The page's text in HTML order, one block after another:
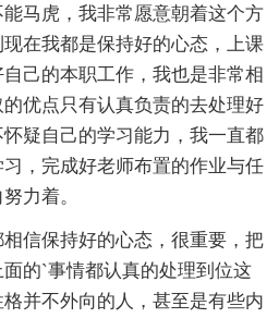
马虎，我非常愿意朝着这个方
在我都是保持好的心态，上课
己的本职工作，我也是非常相
优点只有认真负责的去处理好
疑自己的学习能力，我一直都
，完成好老师布置的作业与任
力着。
信保持好的心态，很重要，把
的`事情都认真的处理到位这
并不外向的人，甚至是有些内